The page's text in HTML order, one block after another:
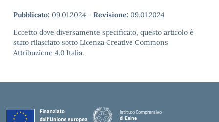
Pubblicato: 09.01.2024 - Revisione: 09.01.2024
Eccetto dove diversamente specificato, questo articolo è
stato rilasciato sotto Licenza Creative Commons
Attribuzione 4.0 Italia.
Istituto Comprensivo
di Esine